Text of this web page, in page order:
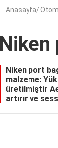
Anasayfa
Niken
Niken port
malzeme:
üretilmiştir
artırır ve